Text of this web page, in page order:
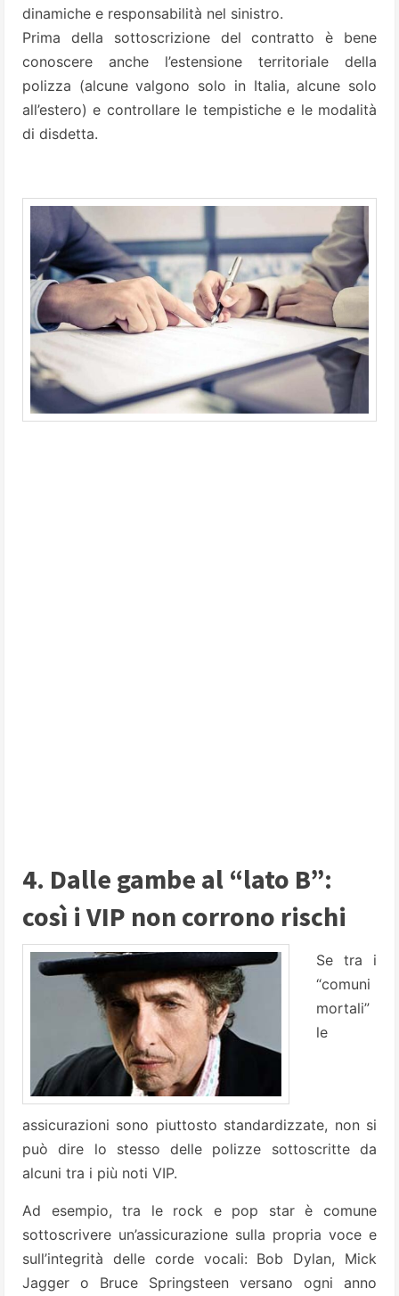
dinamiche e responsabilità nel sinistro.
Prima della sottoscrizione del contratto è bene
conoscere anche l’estensione territoriale della
polizza (alcune valgono solo in Italia, alcune solo
all’estero) e controllare le tempistiche e le modalità
di disdetta.
4. Dalle gambe al “lato B”:
così i VIP non corrono rischi
Se tra i
“comuni
mortali”
le
assicurazioni sono piuttosto standardizzate, non si
può dire lo stesso delle polizze sottoscritte da
alcuni tra i più noti VIP.
Ad esempio, tra le rock e pop star è comune
sottoscrivere un’assicurazione sulla propria voce e
sull’integrità delle corde vocali: Bob Dylan, Mick
Jagger o Bruce Springsteen versano ogni anno